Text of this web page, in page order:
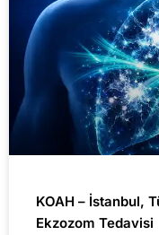
KOAH – İstanbul,
Ekzozom Tedavisi